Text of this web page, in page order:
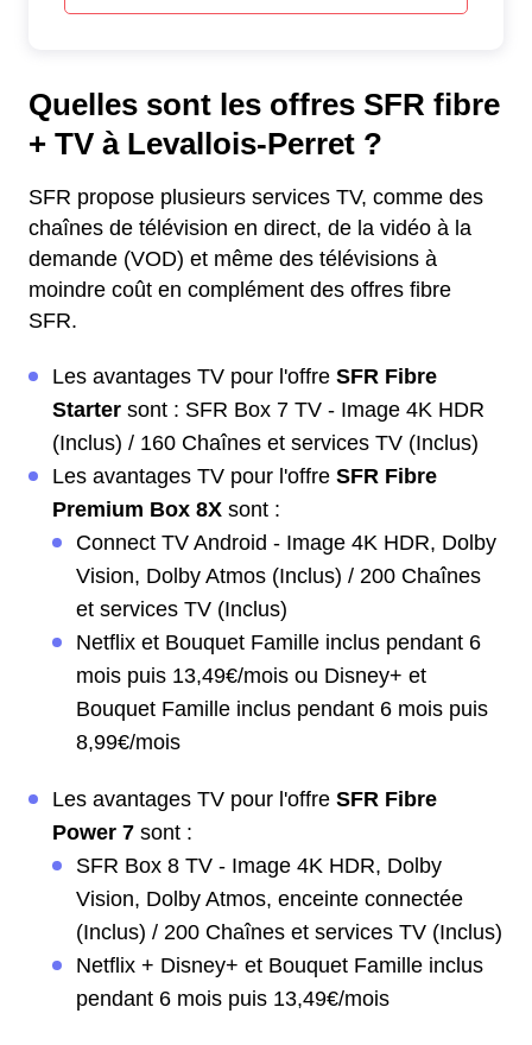
Quelles sont les offres SFR fibre
+ TV à Levallois-Perret ?
SFR propose plusieurs services TV, comme des
chaînes de télévision en direct, de la vidéo à la
demande (VOD) et même des télévisions à
moindre coût en complément des offres fibre
SFR.
Les avantages TV pour l'offre SFR Fibre
Starter sont : SFR Box 7 TV - Image 4K HDR
(Inclus) / 160 Chaînes et services TV (Inclus)
Les avantages TV pour l'offre SFR Fibre
Premium Box 8X sont :
Connect TV Android - Image 4K HDR, Dolby
Vision, Dolby Atmos (Inclus) / 200 Chaînes
et services TV (Inclus)
Netflix et Bouquet Famille inclus pendant 6
mois puis 13,49€/mois ou Disney+ et
Bouquet Famille inclus pendant 6 mois puis
8,99€/mois
Les avantages TV pour l'offre SFR Fibre
Power 7 sont :
SFR Box 8 TV - Image 4K HDR, Dolby
Vision, Dolby Atmos, enceinte connectée
(Inclus) / 200 Chaînes et services TV (Inclus)
Netflix + Disney+ et Bouquet Famille inclus
pendant 6 mois puis 13,49€/mois